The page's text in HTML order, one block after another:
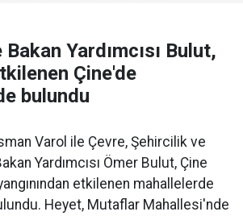
Yardımcısı Bulut,
Çine'de
bulundu
Varol ile Çevre, Şehircilik ve
Yardımcısı Ömer Bulut, Çine
etkilenen mahallelerde
Heyet, Mutaflar Mahallesi'nde